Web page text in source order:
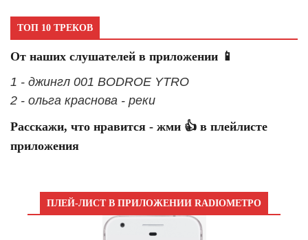
ТОП 10 ТРЕКОВ
От наших слушателей в приложении 📱
1 - джингл 001 BODROE YTRO
2 - ольга краснова - реки
Расскажи, что нравится - жми 👍 в плейлисте
приложения
ПЛЕЙ-ЛИСТ В ПРИЛОЖЕНИИ RADIOМЕТРО